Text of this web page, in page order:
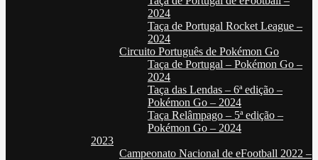
2024
Taça de Portugal Rocket League –
2024
Circuito Português de Pokémon Go
Taça de Portugal – Pokémon Go –
2024
Taça das Lendas – 6ª edição –
Pokémon Go – 2024
Taça Relâmpago – 5ª edição –
Pokémon Go – 2024
2023
Campeonato Nacional de eFootball 2022 –